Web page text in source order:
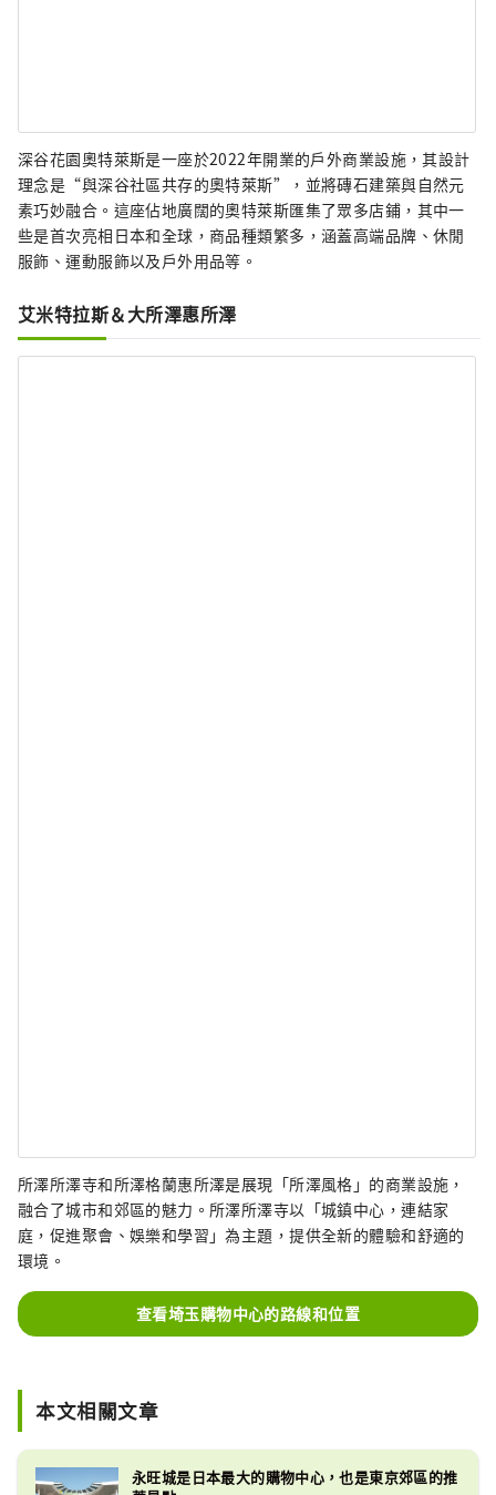
深谷花園奧特萊斯是一座於2022年開業的戶外商業設施，其設計
理念是“與深谷社區共存的奧特萊斯”，並將磚石建築與自然元
素巧妙融合。這座佔地廣闊的奧特萊斯匯集了眾多店鋪，其中一
些是首次亮相日本和全球，商品種類繁多，涵蓋高端品牌、休閒
服飾、運動服飾以及戶外用品等。
艾米特拉斯＆大所澤惠所澤
所澤所澤寺和所澤格蘭惠所澤是展現「所澤風格」的商業設施，
融合了城市和郊區的魅力。所澤所澤寺以「城鎮中心，連結家
庭，促進聚會、娛樂和學習」為主題，提供全新的體驗和舒適的
環境。
查看埼玉購物中心的路線和位置
本文相關文章
永旺城是日本最大的購物中心，也是東京郊區的推